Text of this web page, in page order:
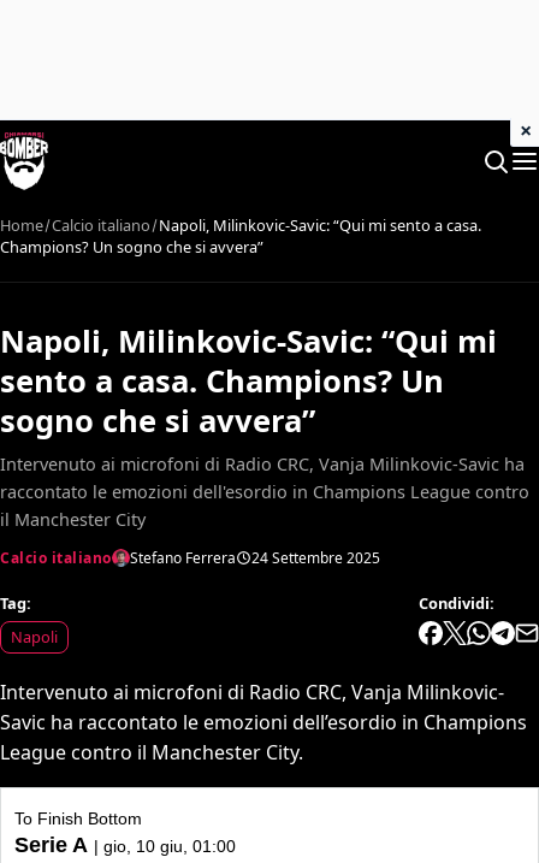
Home Calcio italiano Napoli, Milinkovic-Savic: “Qui mi sento a casa.
Champions? Un sogno che si avvera”
Napoli, Milinkovic-Savic: “Qui mi
sento a casa. Champions? Un
sogno che si avvera”
Intervenuto ai microfoni di Radio CRC, Vanja Milinkovic-Savic ha
raccontato le emozioni dell'esordio in Champions League contro
il Manchester City
Calcio italiano Stefano Ferrera 24 Settembre 2025
Tag:
Napoli
Condividi:
Intervenuto ai microfoni di Radio CRC, Vanja Milinkovic-
Savic ha raccontato le emozioni dell’esordio in Champions
League contro il Manchester City.
×